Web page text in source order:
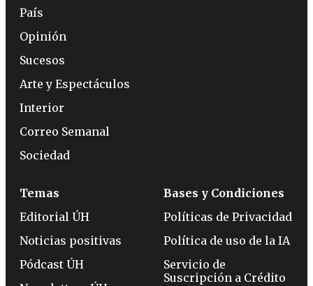
País
Opinión
Sucesos
Arte y Espectáculos
Interior
Correo Semanal
Sociedad
Temas
Editorial ÚH
Noticias positivas
Pódcast ÚH
Bases y Condiciones
Políticas de Privacidad
Política de uso de la IA
Servicio de
Suscripción a Crédito